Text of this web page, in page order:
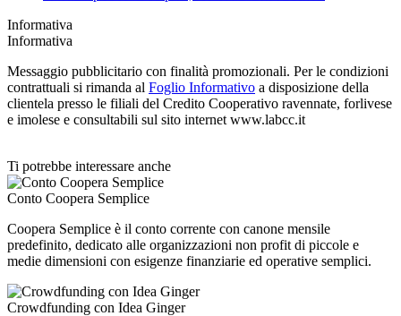
Informativa
Informativa
Messaggio pubblicitario con finalità promozionali. Per le condizioni
contrattuali si rimanda al Foglio Informativo a disposizione della
clientela presso le filiali del Credito Cooperativo ravennate, forlivese
e imolese e consultabili sul sito internet www.labcc.it
Ti potrebbe interessare anche
Conto Coopera Semplice
Coopera Semplice è il conto corrente con canone mensile
predefinito, dedicato alle organizzazioni non profit di piccole e
medie dimensioni con esigenze finanziarie ed operative semplici.
Crowdfunding con Idea Ginger